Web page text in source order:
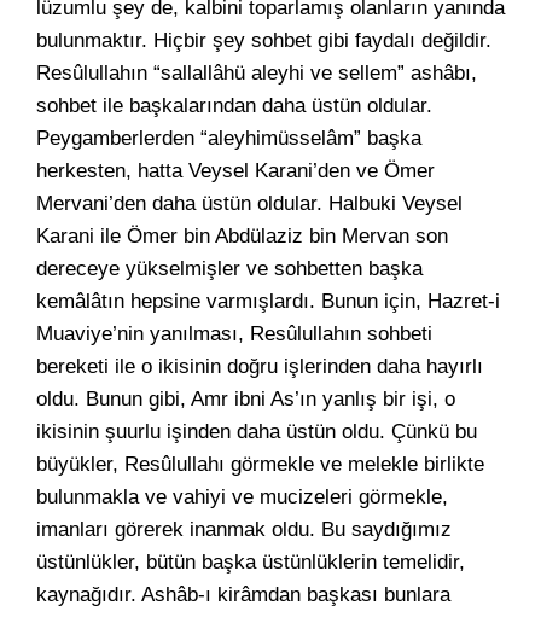
lüzumlu şey de, kalbini toparlamış olanların yanında
bulunmaktır. Hiçbir şey sohbet gibi faydalı değildir.
Resûlullahın “sallallâhü aleyhi ve sellem” ashâbı,
sohbet ile başkalarından daha üstün oldular.
Peygamberlerden “aleyhimüsselâm” başka
herkesten, hatta Veysel Karani’den ve Ömer
Mervani’den daha üstün oldular. Halbuki Veysel
Karani ile Ömer bin Abdülaziz bin Mervan son
dereceye yükselmişler ve sohbetten başka
kemâlâtın hepsine varmışlardı. Bunun için, Hazret-i
Muaviye’nin yanılması, Resûlullahın sohbeti
bereketi ile o ikisinin doğru işlerinden daha hayırlı
oldu. Bunun gibi, Amr ibni As’ın yanlış bir işi, o
ikisinin şuurlu işinden daha üstün oldu. Çünkü bu
büyükler, Resûlullahı görmekle ve melekle birlikte
bulunmakla ve vahiyi ve mucizeleri görmekle,
imanları görerek inanmak oldu. Bu saydığımız
üstünlükler, bütün başka üstünlüklerin temelidir,
kaynağıdır. Ashâb-ı kirâmdan başkası bunlara